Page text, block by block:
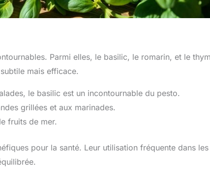
Parmi elles, le basilic, le romarin, et le
mais efficace.
le basilic est un incontournable du pesto.
grillées et aux marinades.
fruits de mer.
pour la santé. Leur utilisation fréquente dans les